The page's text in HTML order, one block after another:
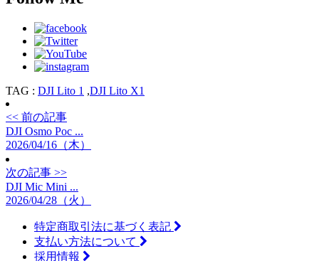
TAG : DJI Lito 1 ,DJI Lito X1
<< 前の記事
DJI Osmo Poc ...
2026/04/16（木）
次の記事 >>
DJI Mic Mini ...
2026/04/28（火）
特定商取引法に基づく表記
支払い方法について
採用情報